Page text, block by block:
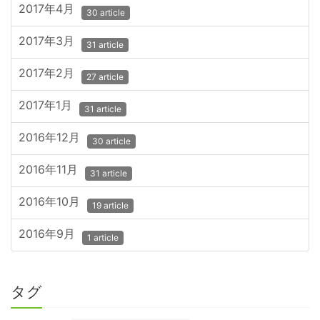
2017年4月 30 article
2017年3月 31 article
2017年2月 27 article
2017年1月 31 article
2016年12月 30 article
2016年11月 31 article
2016年10月 19 article
2016年9月 1 article
タグ